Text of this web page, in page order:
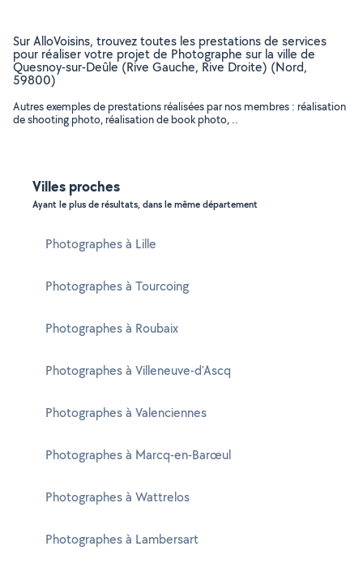
Sur AlloVoisins, trouvez toutes les prestations de services
pour réaliser votre projet de Photographe sur la ville de
Quesnoy-sur-Deûle (Rive Gauche, Rive Droite) (Nord,
59800)
Autres exemples de prestations réalisées par nos membres : réalisation
de shooting photo, réalisation de book photo, ..
Villes proches
Ayant le plus de résultats, dans le même département
Photographes à Lille
Photographes à Tourcoing
Photographes à Roubaix
Photographes à Villeneuve-d'Ascq
Photographes à Valenciennes
Photographes à Marcq-en-Barœul
Photographes à Wattrelos
Photographes à Lambersart